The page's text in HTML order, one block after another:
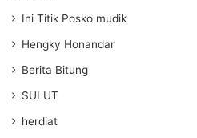
Ini Titik Posko mudik
Hengky Honandar
Berita Bitung
SULUT
herdiat